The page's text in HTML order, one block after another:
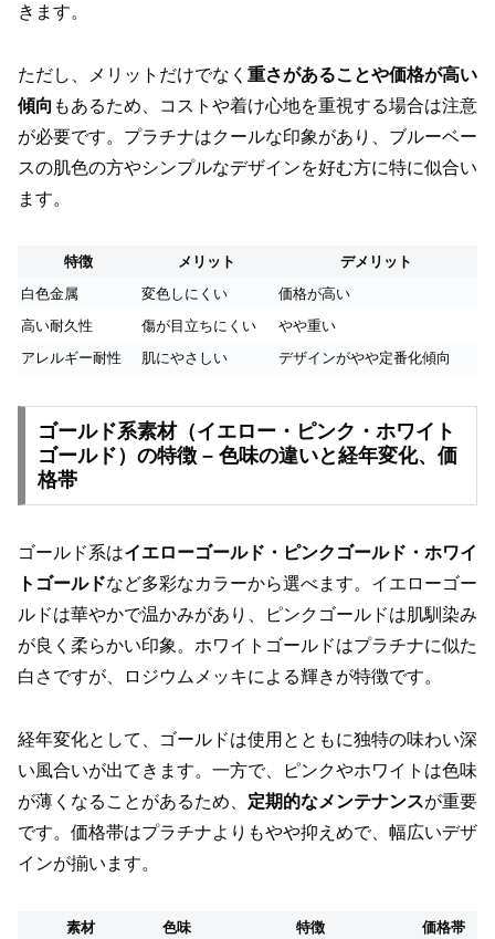
きます。
ただし、メリットだけでなく 重さがあることや価格が高い
傾向 もあるため、コストや着け心地を重視する場合は注意
が必要です。プラチナはクールな印象があり、ブルーベー
スの肌色の方やシンプルなデザインを好む方に特に似合い
ます。
特徴 メリット
デメリット
白色金属
変色しにくい
価格が高い
高い耐久性
傷が目立ちにくい
やや重い
アレルギー耐性
肌にやさしい デザインがやや定番化傾向
ゴールド系素材（イエロー・ピンク・ホワイト
ゴールド）の特徴 – 色味の違いと経年変化、価
格帯
ゴールド系はイエローゴールド・ピンクゴールド・ホワイ
トゴールドなど多彩なカラーから選べます。イエローゴー
ルドは華やかで温かみがあり、ピンクゴールドは肌馴染み
が良く柔らかい印象。ホワイトゴールドはプラチナに似た
白さですが、ロジウムメッキによる輝きが特徴です。
経年変化として、ゴールドは使用とともに独特の味わい深
い風合いが出てきます。一方で、ピンクやホワイトは色味
が薄くなることがあるため、 定期的なメンテナンスが重要
です。価格帯はプラチナよりもやや抑えめで、幅広いデザ
インが揃います。
素材 色味 特徴
価格帯